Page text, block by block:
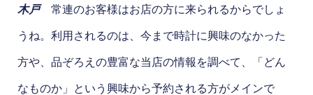
木戸 常連のお客様はお店の方に来られるからでしょ
うね。利用されるのは、今まで時計に興味のなかった
方や、品ぞろえの豊富な当店の情報を調べて、「どん
なものか」という興味から予約される方がメインで